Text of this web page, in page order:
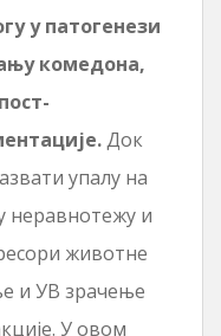
у патогенези
комедона,
Док
упалу на
неравнотежу и
животне
и УВ зрачење
У овом